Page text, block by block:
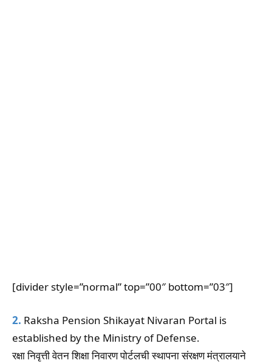
[divider style=”normal” top=”00″ bottom=”03″]
2. Raksha Pension Shikayat Nivaran Portal is
established by the Ministry of Defense.
रक्षा निवृत्ती वेतन शिक्षा निवारण पोर्टलची स्थापना संरक्षण मंत्रालयाने